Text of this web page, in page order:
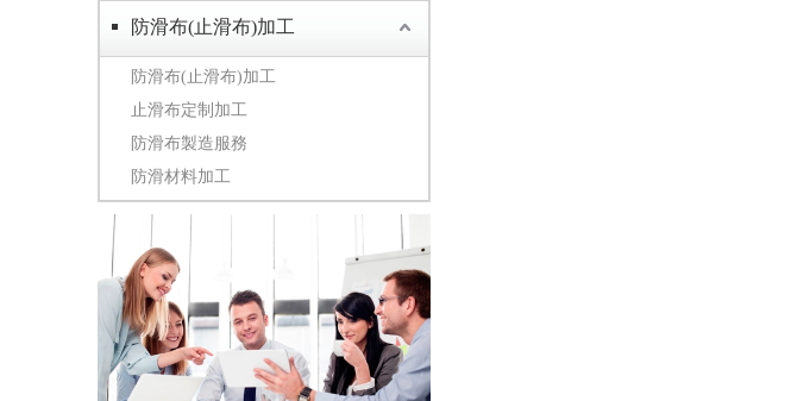
防滑布(止滑布)加工
防滑布(止滑布)加工
止滑布定制加工
防滑布製造服務
防滑材料加工